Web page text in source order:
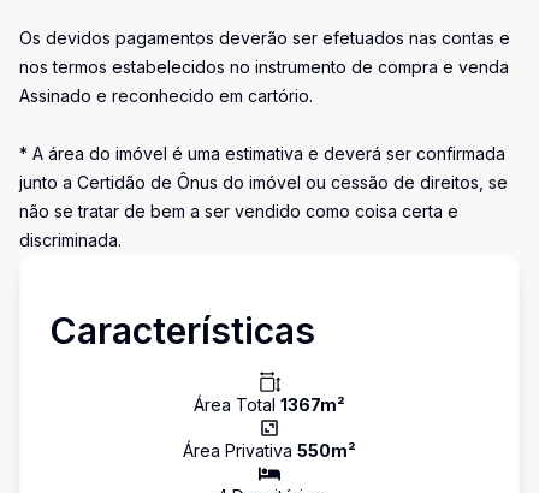
Os devidos pagamentos deverão ser efetuados nas contas e
nos termos estabelecidos no instrumento de compra e venda
Assinado e reconhecido em cartório.
* A área do imóvel é uma estimativa e deverá ser confirmada
junto a Certidão de Ônus do imóvel ou cessão de direitos, se
não se tratar de bem a ser vendido como coisa certa e
discriminada.
Características
Área Total 1367m²
Área Privativa 550m²